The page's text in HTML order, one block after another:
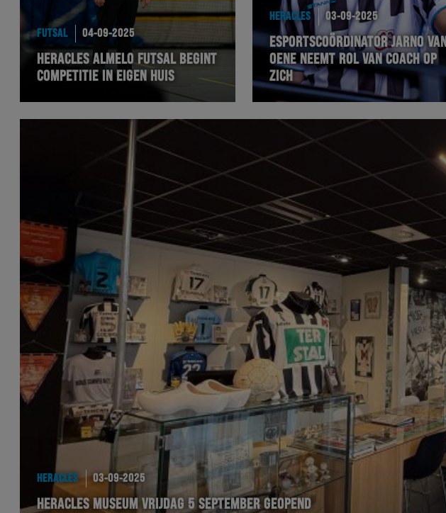
FUTSAL 04-09-2025
HERACLES ALMELO FUTSAL BEGINT
COMPETITIE IN EIGEN HUIS
HERACLES 03-09-2025
ESPORTSCOÖRDINATOR JARNO VAN
OENE NEEMT ROL VAN COACH OP
ZICH
HERACLES 03-09-2025
HERACLES MUSEUM VRIJDAG 5 SEPTEMBER GEOPEND